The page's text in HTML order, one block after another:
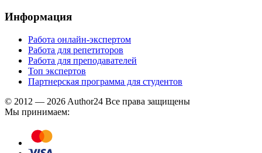
Информация
Работа онлайн-экспертом
Работа для репетиторов
Работа для преподавателей
Топ экспертов
Партнерская программа для студентов
© 2012 — 2026 Author24 Все права защищены
Мы принимаем: